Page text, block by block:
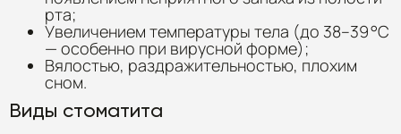
рта;
Увеличением температуры тела (до 38–39 °C
— особенно при вирусной форме);
Вялостью, раздражительностью, плохим
сном.
Виды стоматита